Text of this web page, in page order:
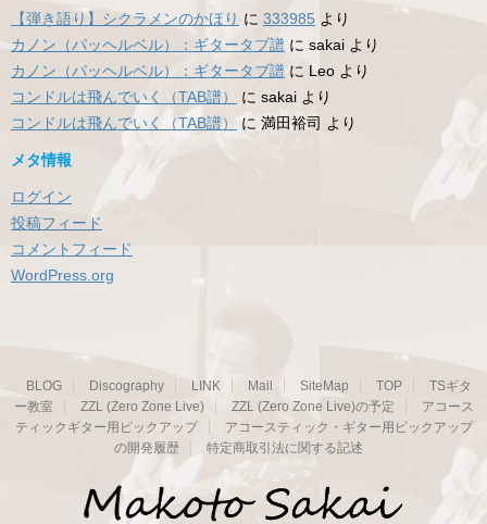
【弾き語り】シクラメンのかほり に 333985 より
カノン（パッヘルベル）：ギタータブ譜 に sakai より
カノン（パッヘルベル）：ギタータブ譜 に Leo より
コンドルは飛んでいく（TAB譜）
に sakai より
コンドルは飛んでいく（TAB譜）
に 満田裕司 より
メタ情報
ログイン
投稿フィード
コメントフィード
WordPress.org
BLOG Discography LINK Mail SiteMap TOP
TSギタ
ー教室
ZZL (Zero Zone Live) ZZL (Zero Zone Live)の予定
アコース
ティックギター用ピックアップ
アコースティック・ギター用ピックアップ
の開発履歴
特定商取引法に関する記述